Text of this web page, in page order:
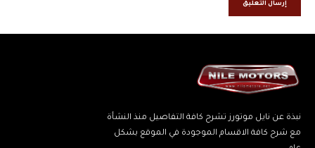
نبذة عن نايل موتورز تشرح كافة التفاصيل منذ النشأة
مع شرح كافة الاقسام الموجودة في الموقع بشكل